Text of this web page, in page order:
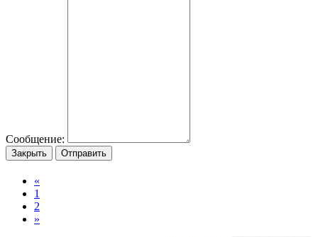
Сообщение:
Закрыть Отправить
«
1
2
»